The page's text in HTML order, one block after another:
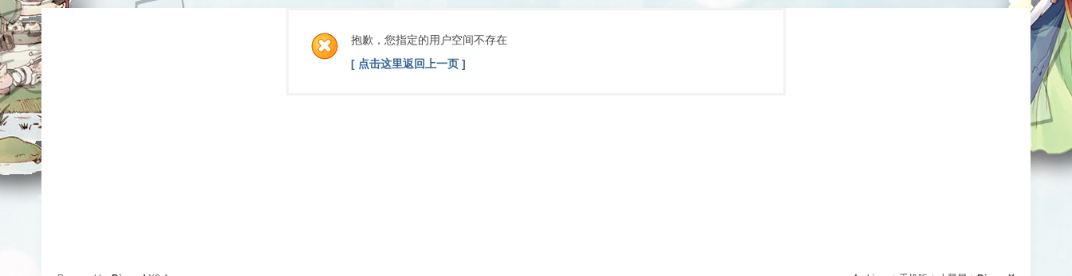
抱歉，您指定的用户空间不存在
[ 点击这里返回上一页 ]